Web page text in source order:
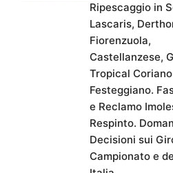
Ripescaggio in
Lascaris,
Fiorenzuola,
Castellanzese,
Tropical Coriano
Festeggiano.
e Reclamo
Respinto.
Decisioni sui
Campionato e